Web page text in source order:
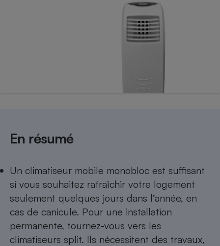
En résumé
Un climatiseur mobile monobloc est suffisant
si vous souhaitez rafraîchir votre logement
seulement quelques jours dans l’année, en
cas de canicule. Pour une installation
permanente, tournez-vous vers les
climatiseurs split. Ils nécessitent des travaux,
Plaque de cuisson à
induction
Cafetière à expressos
Téléphone mobile -
Smartphone
Ventilateur